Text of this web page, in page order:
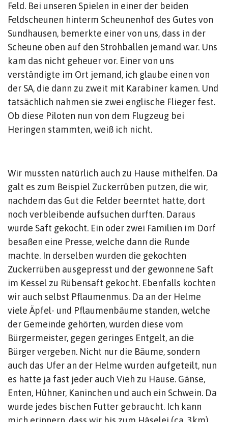
Feld. Bei unseren Spielen in einer der beiden
Feldscheunen hinterm Scheunenhof des Gutes von
Sundhausen, bemerkte einer von uns, dass in der
Scheune oben auf den Strohballen jemand war. Uns
kam das nicht geheuer vor. Einer von uns
verständigte im Ort jemand, ich glaube einen von
der SA, die dann zu zweit mit Karabiner kamen. Und
tatsächlich nahmen sie zwei englische Flieger fest.
Ob diese Piloten nun von dem Flugzeug bei
Heringen stammten, weiß ich nicht.
Wir mussten natürlich auch zu Hause mithelfen. Da
galt es zum Beispiel Zuckerrüben putzen, die wir,
nachdem das Gut die Felder beerntet hatte, dort
noch verbleibende aufsuchen durften. Daraus
wurde Saft gekocht. Ein oder zwei Familien im Dorf
besaßen eine Presse, welche dann die Runde
machte. In derselben wurden die gekochten
Zuckerrüben ausgepresst und der gewonnene Saft
im Kessel zu Rübensaft gekocht. Ebenfalls kochten
wir auch selbst Pflaumenmus. Da an der Helme
viele Äpfel- und Pflaumenbäume standen, welche
der Gemeinde gehörten, wurden diese vom
Bürgermeister, gegen geringes Entgelt, an die
Bürger vergeben. Nicht nur die Bäume, sondern
auch das Ufer an der Helme wurden aufgeteilt, nun
es hatte ja fast jeder auch Vieh zu Hause. Gänse,
Enten, Hühner, Kaninchen und auch ein Schwein. Da
wurde jedes bischen Futter gebraucht. Ich kann